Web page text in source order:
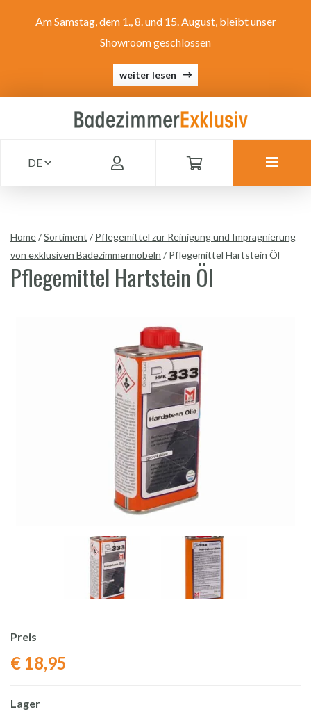
Am Samstag, dem 1., 8. und 15. August, bleibt unser
Showroom geschlossen
weiter lesen
DE
Home/Sortiment / Pflegemittel zur Reinigung und Imprägnierung
von exklusiven Badezimmermöbeln / Pflegemittel Hartstein Öl
Pflegemittel Hartstein Öl
Preis
€ 18,95
Lager